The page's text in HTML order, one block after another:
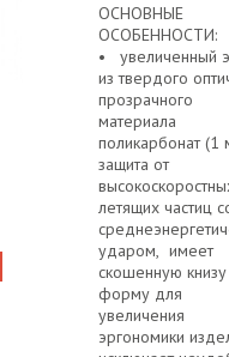
ОСНОВНЫЕ
• увеличенный
из твердого
прозрачного
материала
поликарбонат (1
защита от
летящих частиц
ударом, имеет
скошенную книзу
форму для
увеличения
эргономики